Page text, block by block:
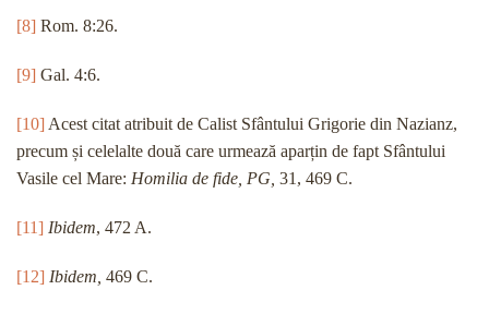
[8] Rom. 8:26.
[9] Gal. 4:6.
[10] Acest citat atribuit de Calist Sfântului Grigorie din Nazianz,
precum și celelalte două care urmează aparțin de fapt Sfântului
Vasile cel Mare: Homilia de fide, PG, 31, 469 C.
[11] Ibidem, 472 A.
[12] Ibidem, 469 C.